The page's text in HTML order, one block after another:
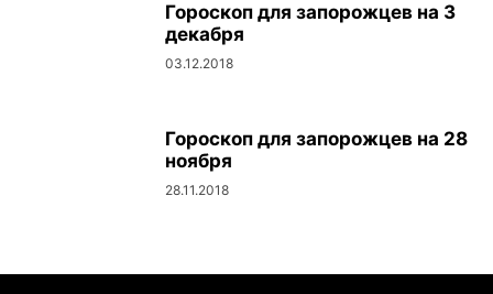
Гороскоп для запорожцев на 3
декабря
03.12.2018
Гороскоп для запорожцев на 28
ноября
28.11.2018